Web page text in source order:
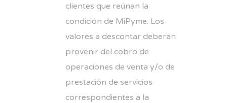
clientes que reúnan la
condición de MiPyme. Los
valores a descontar deberán
provenir del cobro de
operaciones de venta y/o de
prestación de servicios
correspondientes a la